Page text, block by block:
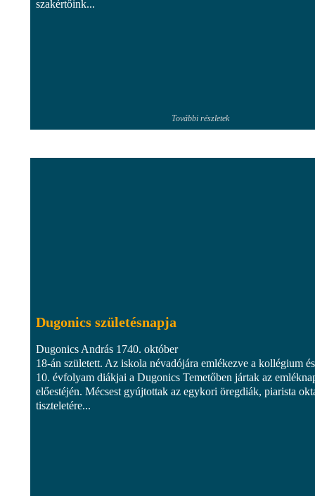
szakértőink...
További részletek
Dugonics születésnapja
Dugonics András 1740. október
18-án született. Az iskola névadójára emlékezve a kollégium
10. évfolyam diákjai a Dugonics Temetőben jártak az
előestéjén. Mécsest gyújtottak az egykori öregdiák, piarista
tiszteletére...